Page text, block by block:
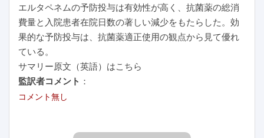
エルタペネムの予防投与は有効性が高く、抗菌薬の総消
費量と入院患者在院日数の著しい減少をもたらした。効
果的な予防投与は、抗菌薬適正使用の観点から見て優れ
ている。
サマリー原文（英語）はこちら
監訳者コメント ：
コメント無し